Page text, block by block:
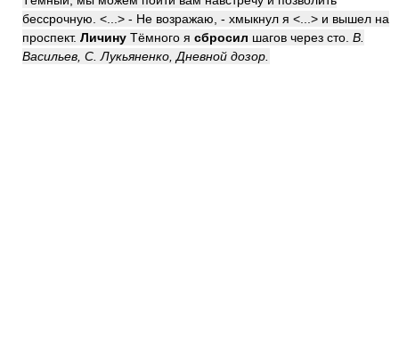
бессрочную. <...> - Не возражаю, - хмыкнул я <...> и вышел на
проспект. Личину Тёмного я сбросил шагов через сто. В.
Васильев, С. Лукьяненко, Дневной дозор.